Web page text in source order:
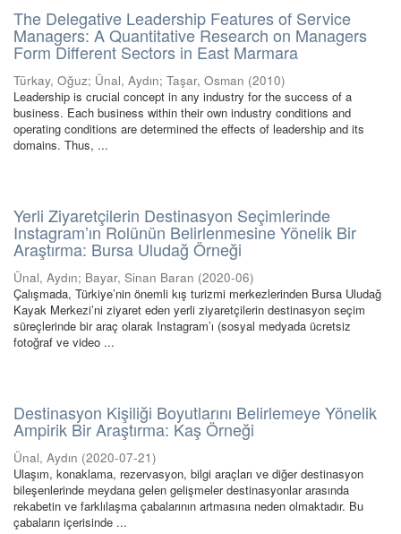
The Delegative Leadership Features of Service
Managers: A Quantitative Research on Managers
Form Different Sectors in East Marmara
Türkay, Oğuz; Ünal, Aydın; Taşar, Osman (2010)
Leadership is crucial concept in any industry for the success of a
business. Each business within their own industry conditions and
operating conditions are determined the effects of leadership and its
domains. Thus, ...
Yerli Ziyaretçilerin Destinasyon Seçimlerinde
Instagram’ın Rolünün Belirlenmesine Yönelik Bir
Araştırma: Bursa Uludağ Örneği
Ünal, Aydın; Bayar, Sinan Baran (2020-06)
Çalışmada, Türkiye’nin önemli kış turizmi merkezlerinden Bursa Uludağ
Kayak Merkezi’ni ziyaret eden yerli ziyaretçilerin destinasyon seçim
süreçlerinde bir araç olarak Instagram’ı (sosyal medyada ücretsiz
fotoğraf ve video ...
Destinasyon Kişiliği Boyutlarını Belirlemeye Yönelik
Ampirik Bir Araştırma: Kaş Örneği
Ünal, Aydın (2020-07-21)
Ulaşım, konaklama, rezervasyon, bilgi araçları ve diğer destinasyon
bileşenlerinde meydana gelen gelişmeler destinasyonlar arasında
rekabetin ve farklılaşma çabalarının artmasına neden olmaktadır. Bu
çabaların içerisinde ...